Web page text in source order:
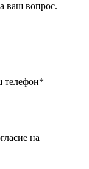
ваш вопрос.
телефон*
на